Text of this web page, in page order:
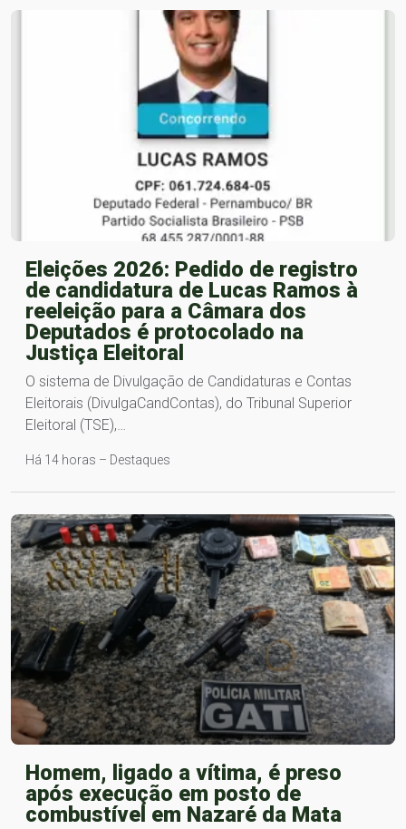
Eleições 2026: Pedido de registro
de candidatura de Lucas Ramos à
reeleição para a Câmara dos
Deputados é protocolado na
Justiça Eleitoral
O sistema de Divulgação de Candidaturas e Contas
Eleitorais (DivulgaCandContas), do Tribunal Superior
Eleitoral (TSE),…
Há 14 horas – Destaques
Homem, ligado a vítima, é preso
após execução em posto de
combustível em Nazaré da Mata